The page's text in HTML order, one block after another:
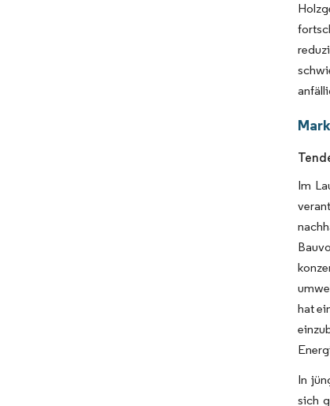
Im
hat
In
sich